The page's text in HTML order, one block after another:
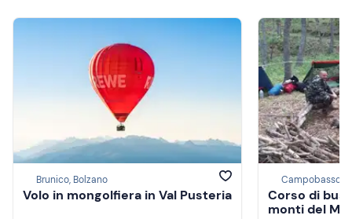
Brunico, Bolzano
Volo in mongolfiera in Val Pusteria
Campobasso
Corso di
monti del